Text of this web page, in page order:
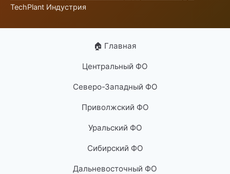
TechPlant Индустрия
🏠 Главная
Центральный ФО
Северо-Западный ФО
Приволжский ФО
Уральский ФО
Сибирский ФО
Дальневосточный ФО